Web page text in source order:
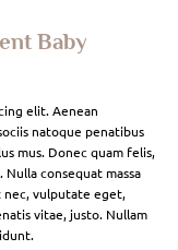
Baby
elit. Aenean
natoque penatibus
mus. Donec quam felis,
consequat massa
nec, vulputate eget,
vitae, justo. Nullam